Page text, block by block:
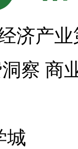
济产
察 商
城